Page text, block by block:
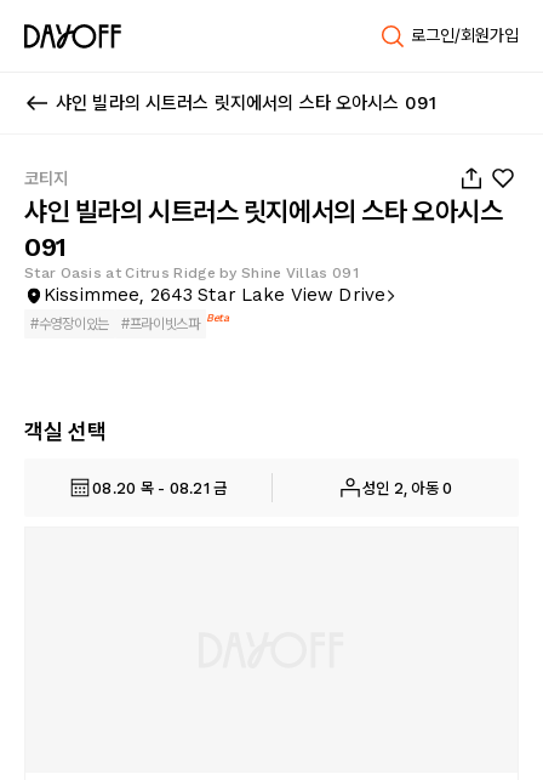
로그인/회원가입
샤인 빌라의 시트러스 릿지에서의 스타 오아시스 091
코티지
샤인 빌라의 시트러스 릿지에서의 스타 오아시스
091
Star Oasis at Citrus Ridge by Shine Villas 091
Kissimmee, 2643 Star Lake View Drive
#수영장이있는 #프라이빗스파 Beta
객실 선택
08.20 목 - 08.21 금 성인 2, 아동 0